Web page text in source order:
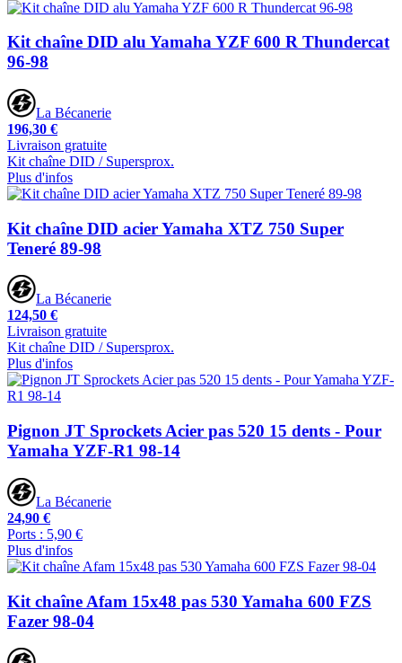
Kit chaîne DID alu Yamaha YZF 600 R Thundercat
96-98
La Bécanerie
196,30 €
Livraison gratuite
Kit chaîne DID / Supersprox.
Plus d'infos
Kit chaîne DID acier Yamaha XTZ 750 Super
Teneré 89-98
La Bécanerie
124,50 €
Livraison gratuite
Kit chaîne DID / Supersprox.
Plus d'infos
Pignon JT Sprockets Acier pas 520 15 dents - Pour
Yamaha YZF-R1 98-14
La Bécanerie
24,90 €
Ports : 5,90 €
Plus d'infos
Kit chaîne Afam 15x48 pas 530 Yamaha 600 FZS
Fazer 98-04